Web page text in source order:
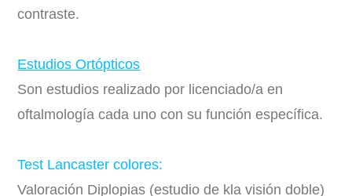
contraste.
Estudios Ortópticos
Son estudios realizado por licenciado/a en
oftalmología cada uno con su función específica.
Test Lancaster colores:
Valoración Diplopias (estudio de kla visión doble)